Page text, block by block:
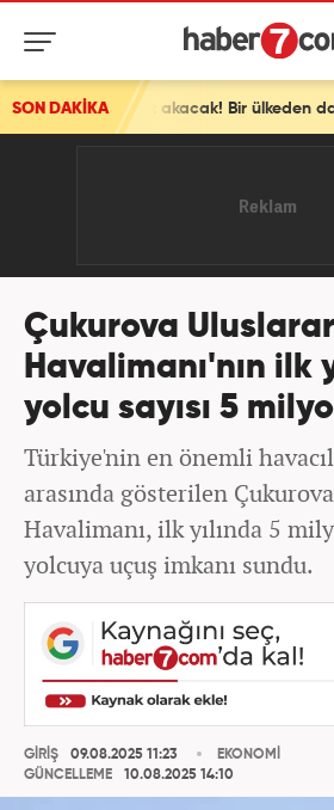
SON DAKİKA
akacak! Bir ülkeden daha petrol sürprizi
Çukurova
Havalimanı'nın ilk
yolcu sayısı 5
Türkiye'nin en önemli
arasında gösterilen
Havalimanı, ilk yılında 5
yolcuya uçuş imkanı sundu.
GİRİŞ
09.08.2025 11:23
GÜNCELLEME
10.08.2025 14:10
EKONOMİ